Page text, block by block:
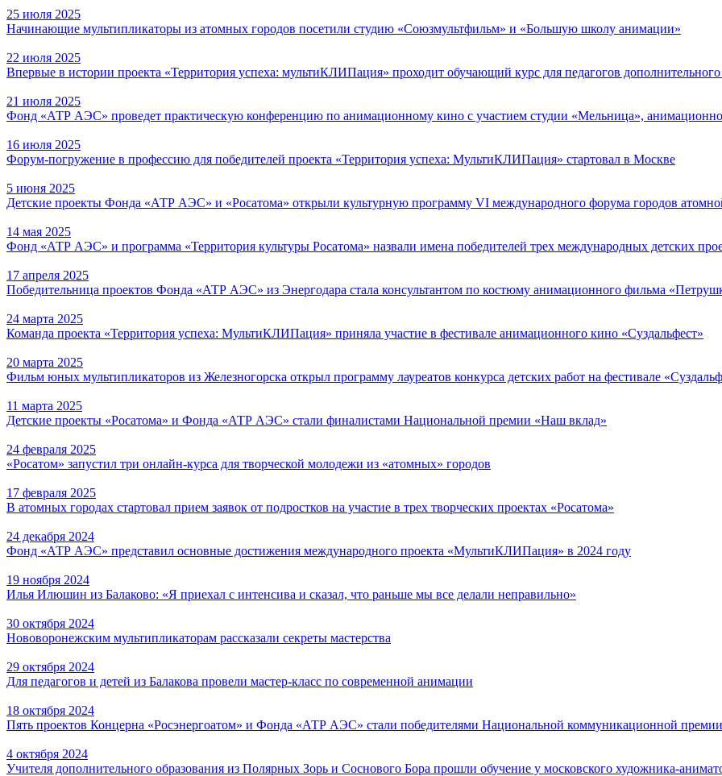
25 июля 2025
Начинающие мультипликаторы из атомных городов посетили студию «Союзмультфильм» и «Большую школу анимации»
22 июля 2025
Впервые в истории проекта «Территория успеха: мультиКЛИПация» проходит обучающий курс для педагогов дополнительного
21 июля 2025
Фонд «АТР АЭС» проведет практическую конференцию по анимационному кино с участием студии «Мельница»,
16 июля 2025
Форум-погружение в профессию для победителей проекта «Территория успеха: МультиКЛИПация» стартовал в Москве
5 июня 2025
Детские проекты Фонда «АТР АЭС» и «Росатома» открыли культурную программу VI международного форума городов
14 мая 2025
Фонд «АТР АЭС» и программа «Территория культуры Росатома» назвали имена победителей трех международных детских
17 апреля 2025
Победительница проектов Фонда «АТР АЭС» из Энергодара стала консультантом по костюму анимационного фильма
24 марта 2025
Команда проекта «Территория успеха: МультиКЛИПация» приняла участие в фестивале анимационного кино «Суздальфест»
20 марта 2025
Фильм юных мультипликаторов из Железногорска открыл программу лауреатов конкурса детских работ на фестивале
11 марта 2025
Детские проекты «Росатома» и Фонда «АТР АЭС» стали финалистами Национальной премии «Наш вклад»
24 февраля 2025
«Росатом» запустил три онлайн-курса для творческой молодежи из «атомных» городов
17 февраля 2025
В атомных городах стартовал прием заявок от подростков на участие в трех творческих проектах «Росатома»
24 декабря 2024
Фонд «АТР АЭС» представил основные достижения международного проекта «МультиКЛИПация» в 2024 году
19 ноября 2024
Илья Илюшин из Балаково: «Я приехал с интенсива и сказал, что раньше мы все делали неправильно»
30 октября 2024
Нововоронежским мультипликаторам рассказали секреты мастерства
29 октября 2024
Для педагогов и детей из Балакова провели мастер-класс по современной анимации
18 октября 2024
Пять проектов Концерна «Росэнергоатом» и Фонда «АТР АЭС» стали победителями Национальной коммуникационной
4 октября 2024
Учителя дополнительного образования из Полярных Зорь и Соснового Бора прошли обучение у московского художника-